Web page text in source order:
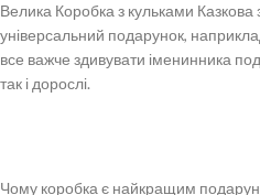
Велика Коробка з кульками Казкова
універсальний подарунок,
все важче здивувати іменинника
так і дорослі.
Чому коробка є найкращим